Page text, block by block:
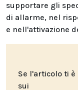
supportare gli
di allarme, nel
e nell'attivazione
Se l'articolo ti
sui